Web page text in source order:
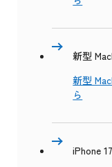
新型
新型
ら
iPhone